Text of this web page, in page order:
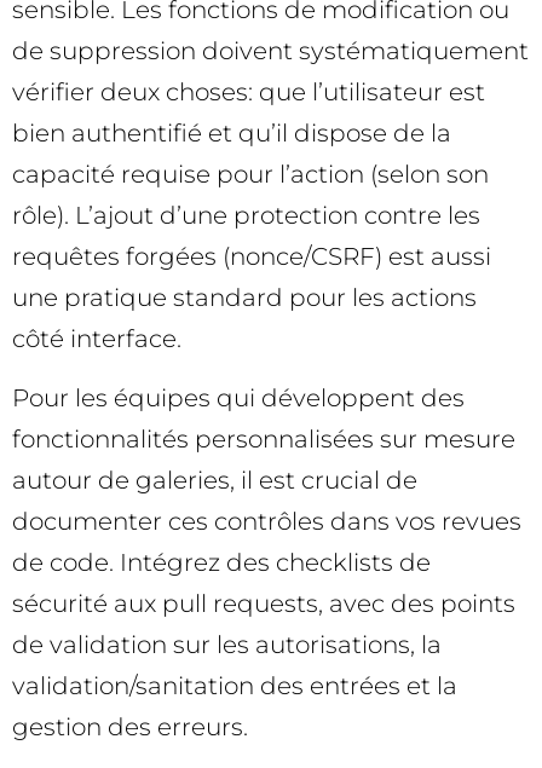
sensible. Les fonctions de modification ou
de suppression doivent systématiquement
vérifier deux choses: que l’utilisateur est
bien authentifié et qu’il dispose de la
capacité requise pour l’action (selon son
rôle). L’ajout d’une protection contre les
requêtes forgées (nonce/CSRF) est aussi
une pratique standard pour les actions
côté interface.
Pour les équipes qui développent des
fonctionnalités personnalisées sur mesure
autour de galeries, il est crucial de
documenter ces contrôles dans vos revues
de code. Intégrez des checklists de
sécurité aux pull requests, avec des points
de validation sur les autorisations, la
validation/sanitation des entrées et la
gestion des erreurs.